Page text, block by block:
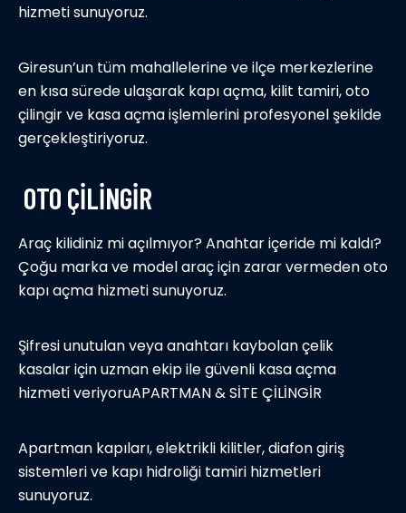
hizmeti sunuyoruz.
Giresun’un tüm mahallelerine ve ilçe merkezlerine
en kısa sürede ulaşarak kapı açma, kilit tamiri, oto
çilingir ve kasa açma işlemlerini profesyonel şekilde
gerçekleştiriyoruz.
OTO ÇİLİNGİR
Araç kilidiniz mi açılmıyor? Anahtar içeride mi kaldı?
Çoğu marka ve model araç için zarar vermeden oto
kapı açma hizmeti sunuyoruz.
Şifresi unutulan veya anahtarı kaybolan çelik
kasalar için uzman ekip ile güvenli kasa açma
hizmeti veriyoruAPARTMAN & SİTE ÇİLİNGİR
Apartman kapıları, elektrikli kilitler, diafon giriş
sistemleri ve kapı hidroliği tamiri hizmetleri
sunuyoruz.